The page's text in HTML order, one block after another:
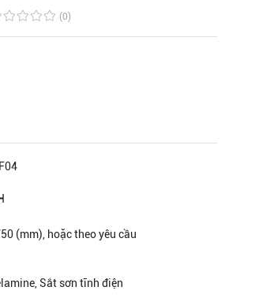
(0)
(mm), hoặc theo yêu cầu
Sắt sơn tĩnh điện